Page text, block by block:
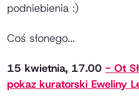
podniebienia :)
Coś słonego...
15 kwietnia, 17.00 - Ot
pokaz kuratorski Eweliny